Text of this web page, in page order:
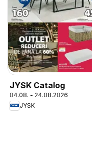
JYSK Catalog
04.08. - 24.08.2026
JYSK